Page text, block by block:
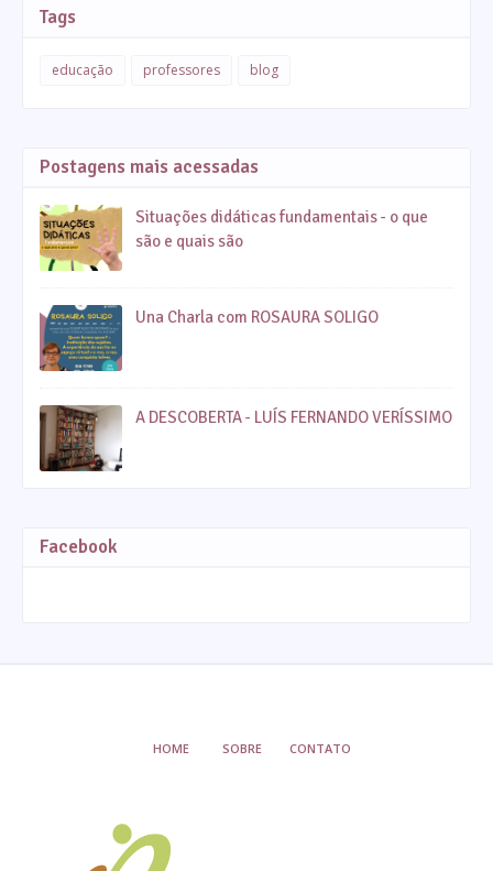
Tags
educação professores blog
Postagens mais acessadas
Situações didáticas fundamentais - o que
são e quais são
Una Charla com ROSAURA SOLIGO
A DESCOBERTA - LUÍS FERNANDO VERÍSSIMO
Facebook
HOME SOBRE CONTATO